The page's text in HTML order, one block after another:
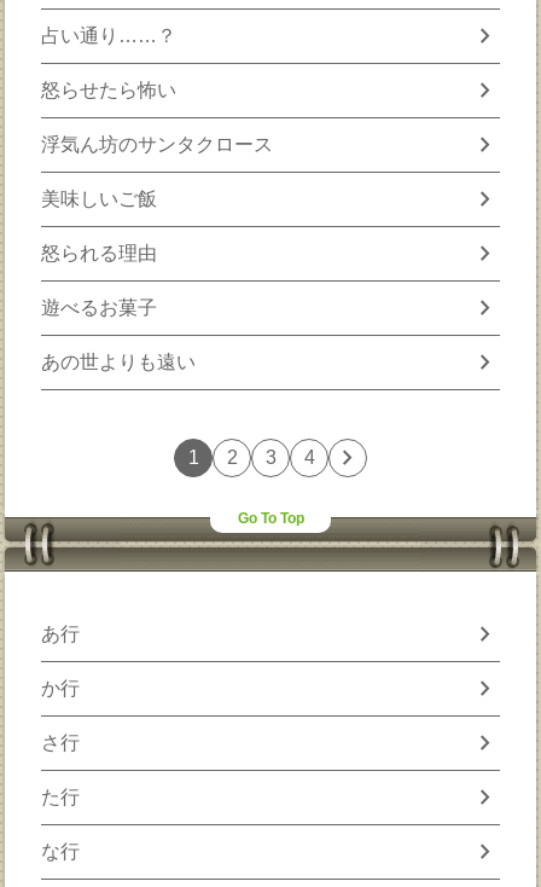
占い通り……？ chevron_right
怒らせたら怖い chevron_right
浮気ん坊のサンタクロース chevron_right
美味しいご飯 chevron_right
怒られる理由 chevron_right
遊べるお菓子 chevron_right
あの世よりも遠い chevron_right
1 2 3 4 chevron_right
Go To Top
あ行 chevron_right
か行 chevron_right
さ行 chevron_right
た行 chevron_right
な行 chevron_right